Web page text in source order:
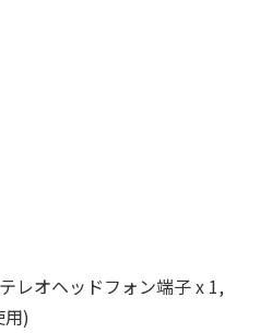
レオヘッドフォン端子 x 1,
用)